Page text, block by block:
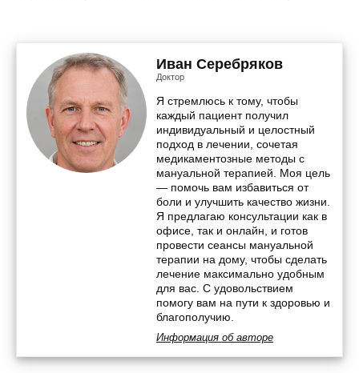
Иван Серебряков
Доктор
Я стремлюсь к тому, чтобы
каждый пациент получил
индивидуальный и целостный
подход в лечении, сочетая
медикаментозные методы с
мануальной терапией. Моя цель
— помочь вам избавиться от
боли и улучшить качество жизни.
Я предлагаю консультации как в
офисе, так и онлайн, и готов
провести сеансы мануальной
терапии на дому, чтобы сделать
лечение максимально удобным
для вас. С удовольствием
помогу вам на пути к здоровью и
благополучию.
Информация об авторе